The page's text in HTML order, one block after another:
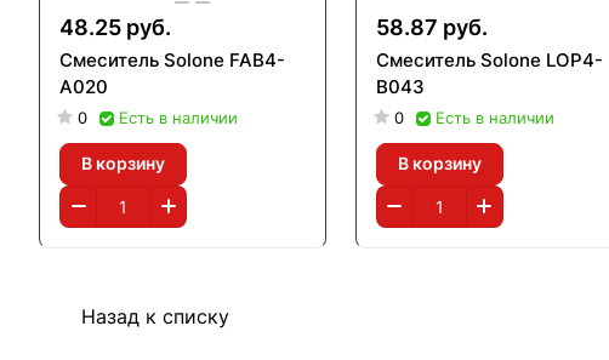
48.25 руб.
Смеситель Solone FAB4-
A020
0 Есть в наличии
В корзину
58.87 руб.
Смеситель Solone LOP4-
B043
0 Есть в наличии
В корзину
Назад к списку